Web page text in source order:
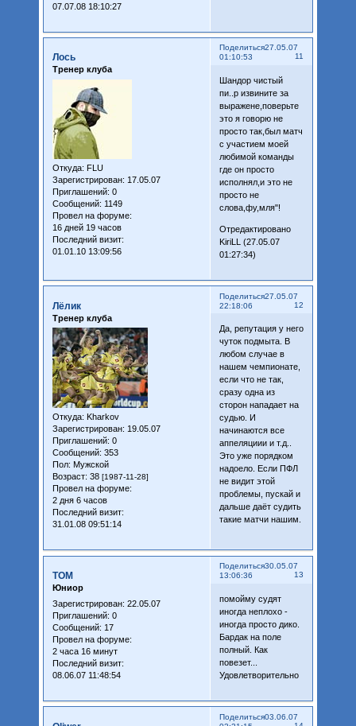
07.07.08 18:10:27
Поделиться
11
27.05.07
01:10:53
Лось
Тренер клуба
Откуда: FLU
Зарегистрирован: 17.05.07
Приглашений: 0
Сообщений: 1149
Провел на форуме:
16 дней 19 часов
Последний визит:
01.01.10 13:09:56
Шандор чистый
пи..р извините за
выражене,поверьте
это я говорю не
просто так,был матч
с участием моей
любимой команды
где он просто
исполнял,и это не
просто не
слова,фу,мля"!
Отредактировано
KiriLL (27.05.07
01:27:34)
Поделиться
12
27.05.07
22:18:06
Лёлик
Тренер клуба
Откуда: Kharkov
Зарегистрирован: 19.05.07
Приглашений: 0
Сообщений: 353
Пол: Мужской
Возраст: 38 [1987-11-28]
Провел на форуме:
2 дня 6 часов
Последний визит:
31.01.08 09:51:14
Да, репутация у него
чуток подмыта. В
любом случае в
нашем чемпионате,
если что не так,
сразу одна из
сторон нападает на
судью. И
начинаются все
аппеляциии и т.д..
Это уже порядком
надоело. Если ПФЛ
не видит этой
проблемы, пускай и
дальше даёт судить
такие матчи нашим.
Поделиться
13
30.05.07
13:06:36
TOM
Юниор
Зарегистрирован: 22.05.07
Приглашений: 0
Сообщений: 17
Провел на форуме:
2 часа 16 минут
Последний визит:
08.06.07 11:48:54
помойму судят
иногда неплохо -
иногда просто дико.
Бардак на поле
полный. Как
повезет...
Удовлетворительно
Поделиться03.06.07